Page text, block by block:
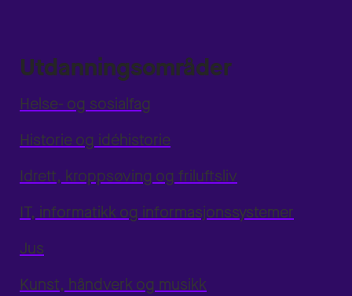
Utdanningsområder
Helse- og sosialfag
Historie og idéhistorie
Idrett, kroppsøving og friluftsliv
IT, informatikk og informasjonssystemer
Jus
Kunst, håndverk og musikk